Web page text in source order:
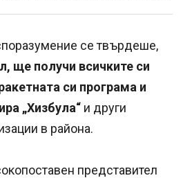
се твърдеше,
ще получи всичките си
си програма и
„Хизбула“ и други
в района.
представител